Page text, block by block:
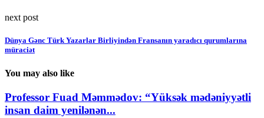
next post
Dünya Gənc Türk Yazarlar Birliyindən Fransanın yaradıcı qurumlarına
müraciət
You may also like
Professor Fuad Məmmədov: “Yüksək mədəniyyətli
insan daim yenilənən...